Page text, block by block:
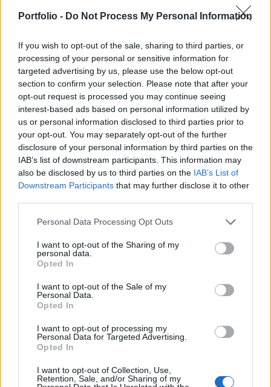
Portfolio - Do Not Process My Personal Information
If you wish to opt-out of the sale, sharing to third parties, or
processing of your personal or sensitive information for
targeted advertising by us, please use the below opt-out
section to confirm your selection. Please note that after your
opt-out request is processed you may continue seeing
interest-based ads based on personal information utilized by
us or personal information disclosed to third parties prior to
your opt-out. You may separately opt-out of the further
disclosure of your personal information by third parties on the
IAB’s list of downstream participants. This information may
also be disclosed by us to third parties on the IAB’s List of
Downstream Participants that may further disclose it to other
Personal Data Processing Opt Outs
I want to opt-out of the Sharing of my
personal data.
Opted In
I want to opt-out of the Sale of my
Personal Data.
Opted In
I want to opt-out of processing my
Personal Data for Targeted Advertising.
Opted In
I want to opt-out of Collection, Use,
Retention, Sale, and/or Sharing of my
Portfolio
2012. június 20. 09:33
Megszűnik a diszkriminatív árazás például a tej, a
tőkehús, a vágott baromfi, a zöldség és gyümölcs
termékek kereskedelmében a hétfőn elfogadott
és a Vidékfejlesztési Minisztérium (VM) által is
támogatott, a tisztességtelen forgalmazói
magatartás tilalmáról szóló törvénymódosításnak
A szaktárca közölése szerint: a jogszabályváltozással
kiküszöbölhető, hogy a kereskedők azonos termékeknél
más árrést alkalmazzanak a magyar, illetve a külföldi
áruknál. A jogszabály rögzíti továbbá, hogy mi minősül
beszerzési ár alatti értékesítésnek, valamint tisztázza, hogy
az önköltségi ár alatti értékesítés az üzemi általános
költségeket is magában...
KEDVES OLVASÓNK!
A keresett cikk a portfolio.hu hírarchívumához